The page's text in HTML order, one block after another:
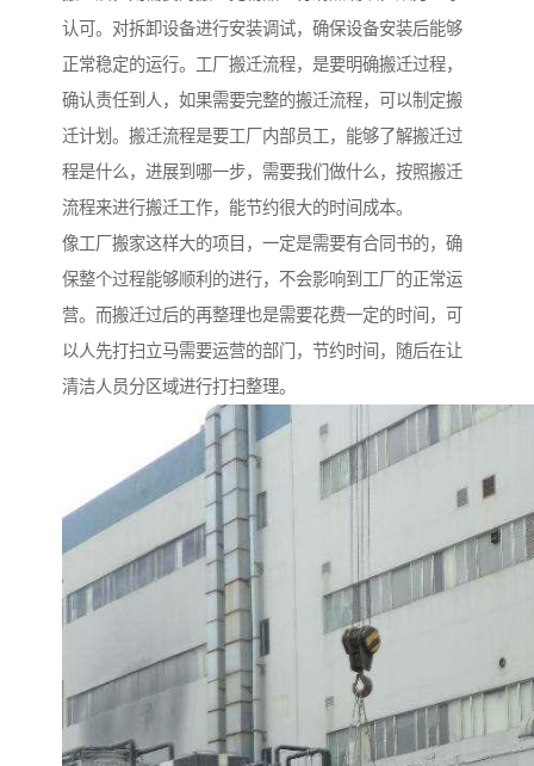
认可。对拆卸设备进行安装调试，确保设备安装后能够
正常稳定的运行。工厂搬迁流程，是要明确搬迁过程，
确认责任到人，如果需要完整的搬迁流程，可以制定搬
迁计划。搬迁流程是要工厂内部员工，能够了解搬迁过
程是什么，进展到哪一步，需要我们做什么，按照搬迁
流程来进行搬迁工作，能节约很大的时间成本。
像工厂搬家这样大的项目，一定是需要有合同书的，确
保整个过程能够顺利的进行，不会影响到工厂的正常运
营。而搬迁过后的再整理也是需要花费一定的时间，可
以人先打扫立马需要运营的部门，节约时间，随后在让
清洁人员分区域进行打扫整理。